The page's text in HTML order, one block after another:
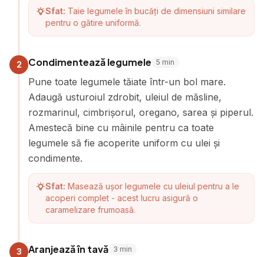
Sfat: Taie legumele în bucăți de dimensiuni similare
pentru o gătire uniformă.
2 Condimentează legumele 5 min
Pune toate legumele tăiate într-un bol mare.
Adaugă usturoiul zdrobit, uleiul de măsline,
rozmarinul, cimbrișorul, oregano, sarea și piperul.
Amestecă bine cu mâinile pentru ca toate
legumele să fie acoperite uniform cu ulei și
condimente.
Sfat: Masează ușor legumele cu uleiul pentru a le
acoperi complet - acest lucru asigură o
caramelizare frumoasă.
3 Aranjează în tavă 3 min